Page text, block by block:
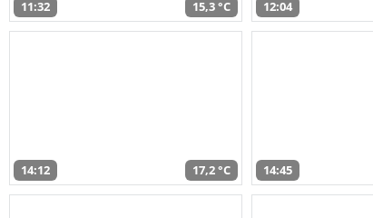
11:32 15,3 °C 12:04
14:12 17,2 °C 14:45